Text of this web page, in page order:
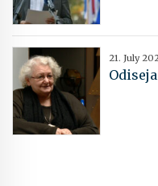
21. July